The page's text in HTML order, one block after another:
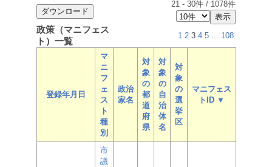
21 - 30件 / 1078件
政策（マニフェス
ト）一覧
1 2 3 4 5 ... 108
登録年月日
マ
ニ
フ
ェ
ス
ト
種
別
政治
家名
対
象
の
都
道
府
県
対
象
の
自
治
体
名
対
象
の
選
挙
区
マニフェス
トID ▼
市
議